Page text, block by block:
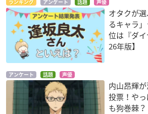
ランキング アンケート 話題 声優
オタクが
るキャラ
位は『ダ
26年版】
アンケート 話題 声優
内山昂輝
投票！や
も狗巻棘？